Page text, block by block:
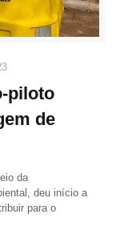
piloto
de
da
deu início a
para o